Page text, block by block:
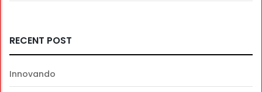
RECENT POST
Innovando